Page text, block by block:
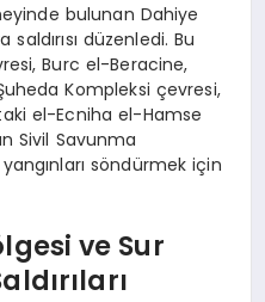
bulunan Dahiye
düzenledi. Bu
Burc el-Beracine,
Kompleksi çevresi,
el-Ecniha el-Hamse
Sivil Savunma
söndürmek için
ve Sur